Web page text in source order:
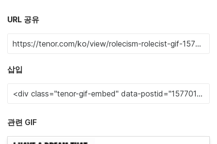
URL 공유
삽입
관련 GIF